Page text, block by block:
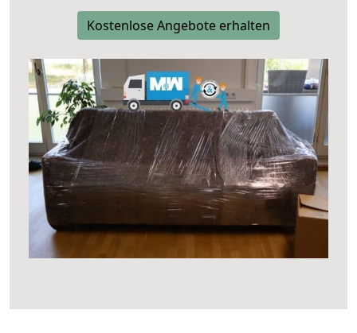
Kostenlose Angebote erhalten